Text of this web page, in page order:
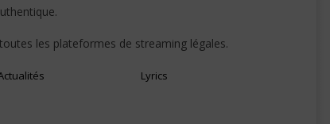
les plateformes de streaming légales.
Lyrics